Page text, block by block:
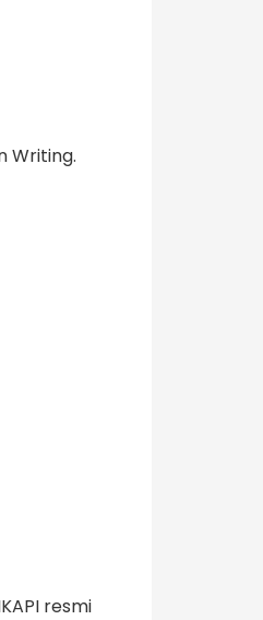
Writing.
resmi